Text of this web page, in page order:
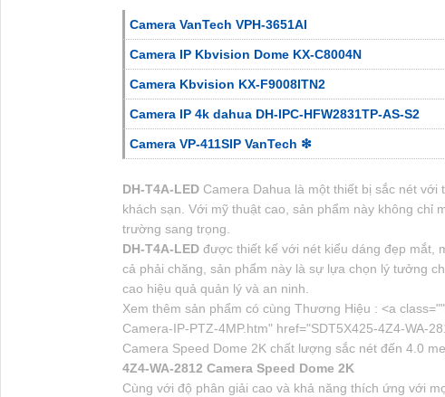
Camera VanTech VPH-3651AI
Camera IP Kbvision Dome KX-C8004N
Camera Kbvision KX-F9008ITN2
Camera IP 4k dahua DH-IPC-HFW2831TP-AS-S2
Camera VP-411SIP VanTech ❇
DH-T4A-LED Camera Dahua là một thiết bị sắc nét
khách sạn. Với mỹ thuật cao, sản phẩm này không
trường sang trọng.
DH-T4A-LED được thiết kế với nét kiểu dáng đẹp mắt,
cả phải chăng, sản phẩm này là sự lựa chọn lý tưởng
cao hiệu quả quản lý và an ninh.
Xem thêm sản phẩm có cùng Thương Hiệu : <a
Camera-IP-PTZ-4MP.htm" href="SDT5X425-4Z4-WA-
Camera Speed Dome 2K chất lượng sắc nét đến 4.0
4Z4-WA-2812 Camera Speed Dome 2K
Cùng với độ phân giải cao và khả năng thích ứng với